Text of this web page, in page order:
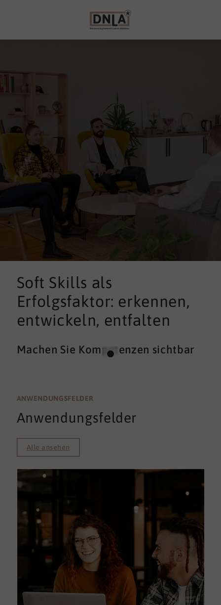
Soft Skills als
Erfolgsfaktor: erkennen,
entwickeln, entfalten
Machen Sie Kompetenzen sichtbar
ANWENDUNGSFELDER
Anwendungsfelder
Alle ansehen